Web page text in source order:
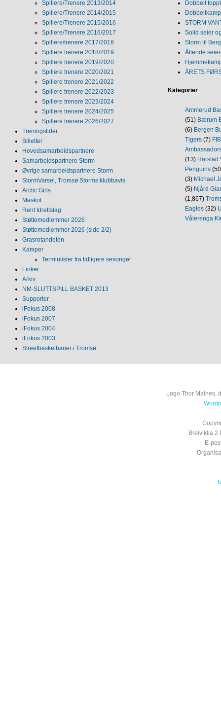
Spillere/Trenere 2013/2014
Spillere/Trenere 2014/2015
Spillere/Trenere 2015/2016
Spillere/Trenere 2016/2017
Spillere/trenere 2017/2018
Spillere trenere 2018/2019
Spillere trenere 2019/2020
Spillere trenere 2020/2021
Spillere trenere 2021/2022
Spillere trenere 2022/2023
Spillere trenere 2023/2024
Spillere trenere 2024/2025
Spillere trenere 2026/2027
Treningstider
Billetter
Hovedsamarbeidspartnere
Samarbeidspartnere Storm
Øvrige samarbeidspartnere Storm
StormVarsel, Tromsø Storms klubbavis
Arctic Girls
Maskot
Rent Idrettslag
Støttemedlemmer 2026
Støttemedlemmer 2026 (side 2/2)
Grasrotandelen
Kamper
Terminlister fra tidligere sesonger
Linker
Arkiv
NM‐SLUTTSPILL BASKET 2013
Supporter
iFokus 2008
iFokus 2007
iFokus 2004
iFokus 2003
Streetbasketbaner i Tromsø
Dobbelt
STORM
Solid seier
Storm til
Åttende
ÅRETS
Kategorier
Ammerud
(51) Bærum
(6) Bergen
Tigers (7)
(13) Harstad
Penguins
(3) Michael
(5) Njård
(1,867)
Eagles (32)
Vålerenga
Logo Thor Malnes,
Breiviklia 2
E-